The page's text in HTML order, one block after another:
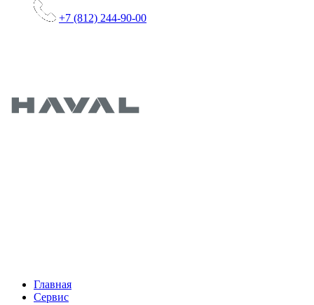
+7 (812) 244-90-00
Главная
Сервис